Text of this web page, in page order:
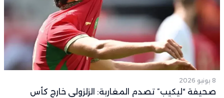
8 يونيو 2026
صحيفة “ليكيب” تصدم المغاربة: الزلزولي خارج كأس